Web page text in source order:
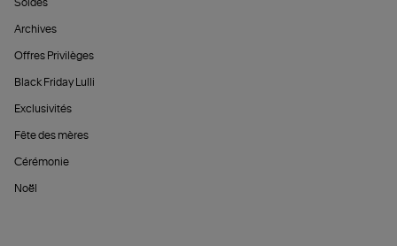
Soldes
Archives
Offres Privilèges
Black Friday Lulli
Exclusivités
Fête des mères
Cérémonie
Noël